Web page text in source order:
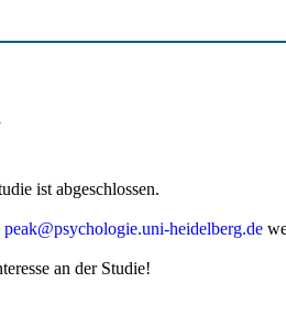
ist abgeschlossen.
peak@psychologie.uni-heidelberg.de
an der Studie!